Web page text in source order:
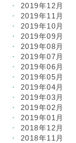
2019年12月
2019年11月
2019年10月
2019年09月
2019年08月
2019年07月
2019年06月
2019年05月
2019年04月
2019年03月
2019年02月
2019年01月
2018年12月
2018年11月